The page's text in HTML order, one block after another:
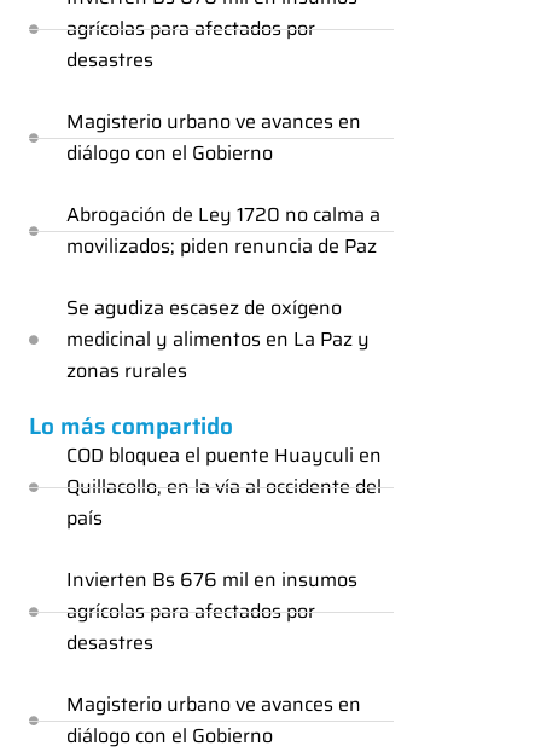
agrícolas para afectados por
desastres
Magisterio urbano ve avances en
diálogo con el Gobierno
Abrogación de Ley 1720 no calma a
movilizados; piden renuncia de Paz
Se agudiza escasez de oxígeno
medicinal y alimentos en La Paz y
zonas rurales
Lo más compartido
COD bloquea el puente Huayculi en
Quillacollo, en la vía al occidente del
país
Invierten Bs 676 mil en insumos
agrícolas para afectados por
desastres
Magisterio urbano ve avances en
diálogo con el Gobierno